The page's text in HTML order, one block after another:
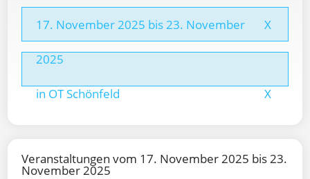
17. November 2025 bis 23. November
2025
X
in OT Schönfeld X
Veranstaltungen vom 17. November 2025 bis 23.
November 2025